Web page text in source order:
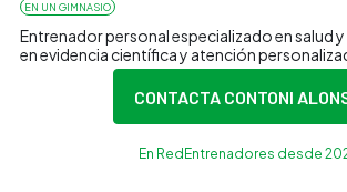
EN UN GIMNASIO
Entrenador personal especializado en salud
en evidencia científica y atención
CONTACTA CONTONI
En RedEntrenadores desde